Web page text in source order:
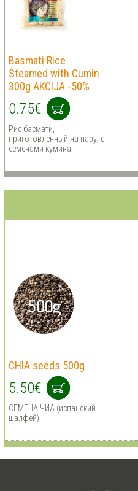
Basmati Rice
Steamed with Cumin
300g AKCIJA -50%
0.75€
Рис басмати,
приготовленный на пару, с
семенами кумина
CHIA seeds 500g
5.50€
СЕМЕНА ЧИА (испанский
шалфей)